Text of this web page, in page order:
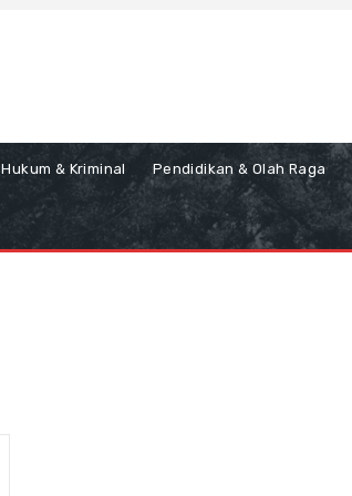
Hukum & Kriminal Pendidikan & Olah Raga